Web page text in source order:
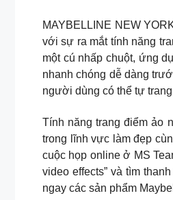
MAYBELLINE NEW
với sự ra mắt tính năng
một cú nhấp chuột, ứng
nhanh chóng dễ dàng
người dùng có thể tự
Tính năng trang điểm ảo
trong lĩnh vực làm đẹp
cuộc họp online ở MS
video effects” và tìm
ngay các sản phẩm